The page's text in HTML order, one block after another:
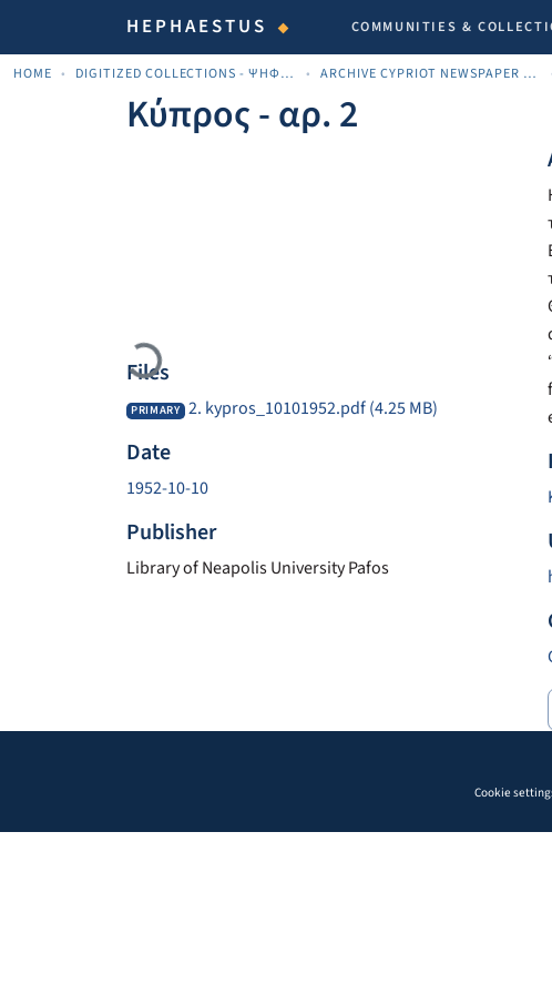
HEPHAESTUS COMMUNITIES &
HOME DIGITIZED COLLECTIONS - ΨΗΦΙΟΠΟΙΗΜΈΝΕΣ ΣΥΛΛΟΓΈΣ ARCHIVE CYPRIOT NEWSPAPER MATERIALS
Κύπρος - αρ. 2
Loading...
Files
PRIMARY 2. kypros_10101952.pdf(4.25 MB)
Date
1952-10-10
Publisher
Library of Neapolis University Pafos
Cookie